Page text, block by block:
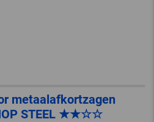
metaalafkortzagen
STEEL ★★☆☆